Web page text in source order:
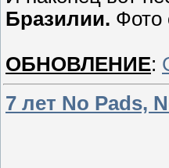
Бразилии. Фото
ОБНОВЛЕНИЕ:
7 лет No Pads,